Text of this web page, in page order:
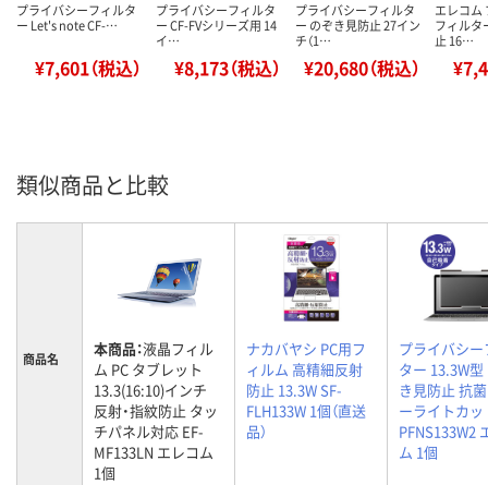
プライバシーフィルタ
ー Let's note CF-…
¥7,601（税込）
プライバシーフィルタ
ー CF-FVシリーズ用 14
イ…
¥8,173（税込）
プライバシーフィルタ
ー のぞき見防止 27イン
チ（1…
¥20,680（税込）
エレコム
フィルタ
止 16…
類似商品と比較
商品名 本商品：液晶フィル
ム PC タブレット
13.3(16:10)インチ
反射・指紋防止 タッ
チパネル対応 EF-
MF133LN エレコム
1個
ナカバヤシ PC用フ
ィルム 高精細反射
防止 13.3W SF-
FLH133W 1個（直送
品）
プライバシ
ター 13.3W型
き見防止 抗
ーライトカッ
PFNS133W2
ム 1個